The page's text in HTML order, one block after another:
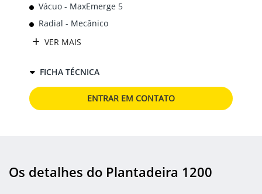
Vácuo - MaxEmerge 5
Radial - Mecânico
VER MAIS
FICHA TÉCNICA
ENTRAR EM CONTATO
Os detalhes do Plantadeira 1200